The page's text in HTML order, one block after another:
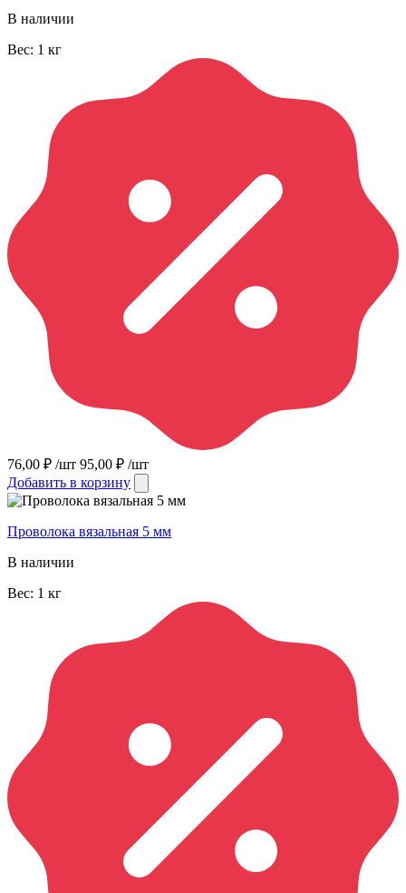
В наличии
Вес: 1 кг
76,00 ₽ /шт 95,00 ₽ /шт
Добавить в корзину
Проволока вязальная 5 мм
В наличии
Вес: 1 кг